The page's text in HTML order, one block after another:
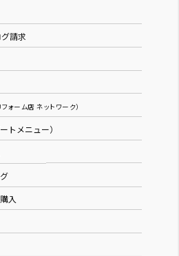
請求
フォーム店 ネットワーク）
トメニュー）
入